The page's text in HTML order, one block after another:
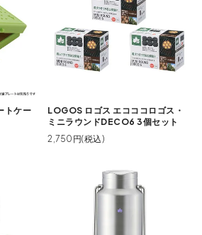
トケー
LOGOS ロゴス エコココロゴス・
ミニラウンドDECO6 3個セット
2,750円(税込)